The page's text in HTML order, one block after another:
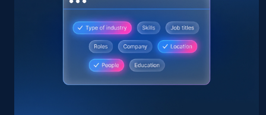
Home Depot US
URL, Domain, Country code, Model number,
Sku, Product id, Product name, Manufacturer,